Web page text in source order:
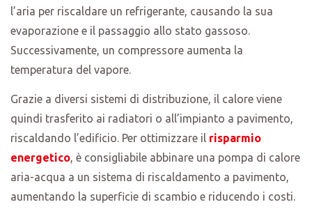
l’aria per riscaldare un refrigerante, causando la sua
evaporazione e il passaggio allo stato gassoso.
Successivamente, un compressore aumenta la
temperatura del vapore.
Grazie a diversi sistemi di distribuzione, il calore viene
quindi trasferito ai radiatori o all’impianto a pavimento,
riscaldando l’edificio. Per ottimizzare il risparmio
energetico, è consigliabile abbinare una pompa di calore
aria-acqua a un sistema di riscaldamento a pavimento,
aumentando la superficie di scambio e riducendo i costi.